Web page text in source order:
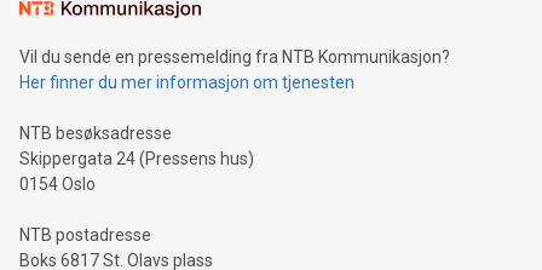
Vil du sende en pressemelding fra NTB Kommunikasjon?
Her finner du mer informasjon om tjenesten
NTB besøksadresse
Skippergata 24 (Pressens hus)
0154 Oslo
NTB postadresse
Boks 6817 St. Olavs plass